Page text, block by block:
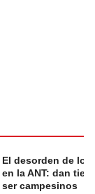
El desorden de
en la ANT: dan
ser campesinos